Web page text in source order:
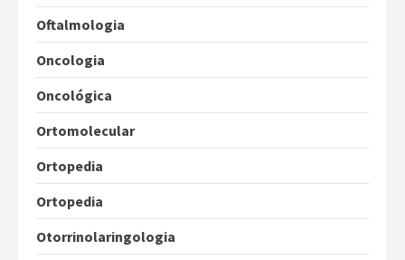
Oftalmologia
Oncologia
Oncológica
Ortomolecular
Ortopedia
Ortopedia
Otorrinolaringologia